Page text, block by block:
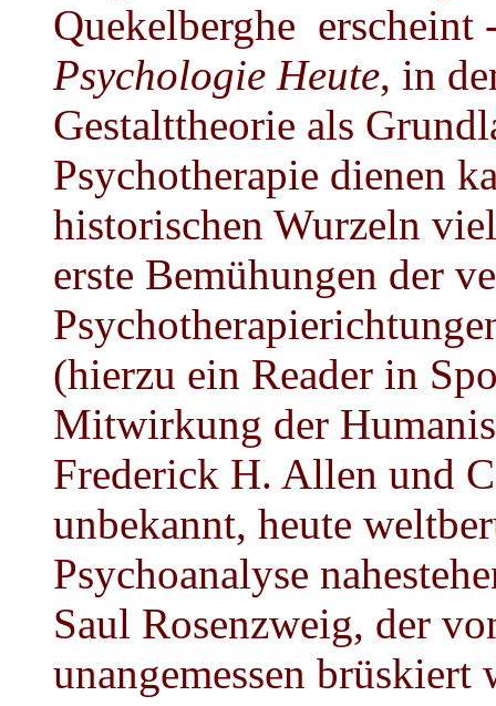
Quekelberghe erscheint
Psychologie Heute, in
Gestalttheorie als
Psychotherapie dienen
historischen Wurzeln
erste Bemühungen der
(hierzu ein Reader in
Mitwirkung der
Frederick H. Allen und
unbekannt, heute
Psychoanalyse
Saul Rosenzweig, der
unangemessen